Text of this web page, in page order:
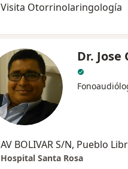
Visita Otorrinolaringología
Dr.
AV BOLIVAR S/N, Pueblo
Hospital Santa Rosa